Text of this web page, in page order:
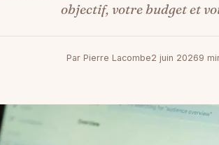
objectif, votre budget et
Par Pierre Lacombe2 juin 20269